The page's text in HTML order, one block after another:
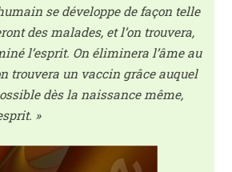
se déve­loppe de façon telle
des malades, et l’on trou­ve­ra,
l’esprit. On éli­mi­ne­ra l’âme au
trou­ve­ra un vac­cin grâce auquel
dès la nais­sance même,
»